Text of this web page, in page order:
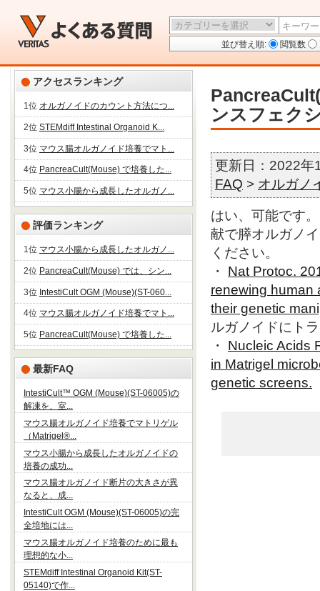
並び替え順: 閲覧数
アクセスランキング
1位 オルガノイドのカウント方法につ...
2位 STEMdiff Intestinal Organoid K...
3位 マウス腸オルガノイド培養でマト...
4位 PancreaCult(Mouse) で培養した...
5位 マウス小腸から成長したオルガノ...
評価ランキング
1位 マウス小腸から成長したオルガノ...
2位 PancreaCult(Mouse) では、シン...
3位 IntestiCult OGM (Mouse)(ST-060...
4位 マウス腸オルガノイド培養でマト...
5位 PancreaCult(Mouse) で培養した...
最新FAQ
IntestiCult™ OGM (Mouse)(ST-06005)の
解凍を、室...
マウス腸オルガノイド培養でマトリゲル
（Matrigel®...
マウス小腸から成長したオルガノイドの
培養の成功...
マウス腸オルガノイド断片の大きさが異
なると、成...
IntestiCult OGM (Mouse)(ST-06005)の完
全培地には...
マウス腸オルガノイド培養のために最も
理想的な小...
STEMdiff Intestinal Organoid Kit(ST-
05140)で作...
ンスフェク
更新日：2022
FAQ > オルガノ
はい、可能です
献で膵オルガノ
ください。
・ Nat Protoc.
renewing human
their genetic
ルガノイドにト
・ Nucleic Acids
in Matrigel
genetic screens.